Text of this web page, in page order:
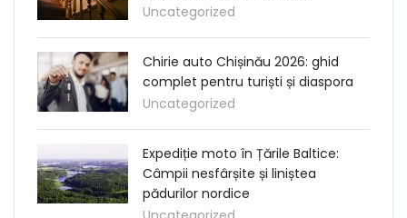
Uncategorized
Chirie auto Chișinău 2026: ghid
complet pentru turiști și diaspora
Uncategorized
Expediție moto în Țările Baltice:
Câmpii nesfârșite și liniștea
pădurilor nordice